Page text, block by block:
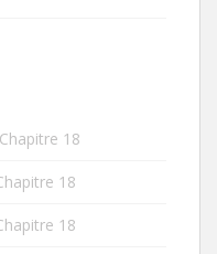
18
18
18